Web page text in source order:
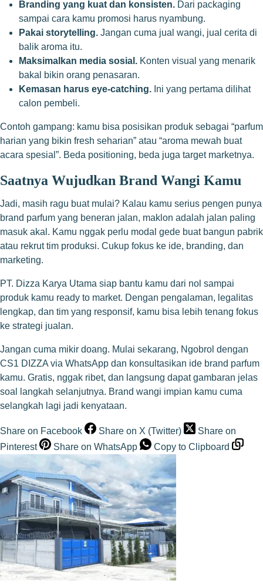
Branding yang kuat dan konsisten. Dari packaging
sampai cara kamu promosi harus nyambung.
Pakai storytelling. Jangan cuma jual wangi, jual cerita di
balik aroma itu.
Maksimalkan media sosial. Konten visual yang menarik
bakal bikin orang penasaran.
Kemasan harus eye-catching. Ini yang pertama dilihat
calon pembeli.
Contoh gampang: kamu bisa posisikan produk sebagai “parfum
harian yang bikin fresh seharian” atau “aroma mewah buat
acara spesial”. Beda positioning, beda juga target marketnya.
Saatnya Wujudkan Brand Wangi Kamu
Jadi, masih ragu buat mulai? Kalau kamu serius pengen punya
brand parfum yang beneran jalan, maklon adalah jalan paling
masuk akal. Kamu nggak perlu modal gede buat bangun pabrik
atau rekrut tim produksi. Cukup fokus ke ide, branding, dan
marketing.
PT. Dizza Karya Utama siap bantu kamu dari nol sampai
produk kamu ready to market. Dengan pengalaman, legalitas
lengkap, dan tim yang responsif, kamu bisa lebih tenang fokus
ke strategi jualan.
Jangan cuma mikir doang. Mulai sekarang, Ngobrol dengan
CS1 DIZZA via WhatsApp dan konsultasikan ide brand parfum
kamu. Gratis, nggak ribet, dan langsung dapat gambaran jelas
soal langkah selanjutnya. Brand wangi impian kamu cuma
selangkah lagi jadi kenyataan.
Share on Facebook Share on X (Twitter)
Share on
Pinterest
Share on WhatsApp Copy to Clipboard